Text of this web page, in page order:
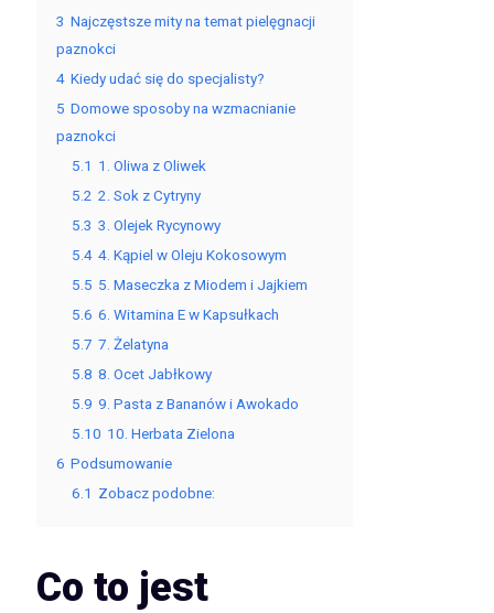
3 Najczęstsze mity na temat pielęgnacji
paznokci
4 Kiedy udać się do specjalisty?
5 Domowe sposoby na wzmacnianie
paznokci
5.1 1. Oliwa z Oliwek
5.2 2. Sok z Cytryny
5.3 3. Olejek Rycynowy
5.4 4. Kąpiel w Oleju Kokosowym
5.5 5. Maseczka z Miodem i Jajkiem
5.6 6. Witamina E w Kapsułkach
5.7 7. Żelatyna
5.8 8. Ocet Jabłkowy
5.9 9. Pasta z Bananów i Awokado
5.10 10. Herbata Zielona
6 Podsumowanie
6.1 Zobacz podobne:
Co to jest